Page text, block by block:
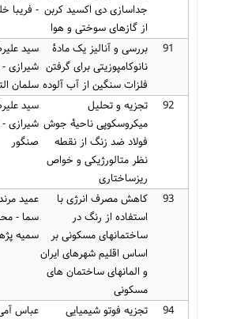
جداسازی دی اکسید کربن
از گازهای سوختی و هوا
- فریبا
91
بررسی و آنالیز یک مادۀ
نانوکامپوزیتی برای گرفتن
فلزات سنگین از آب آلوده
سید
شیرازی
سلمان
92
تجزیه و تحلیل
میکروسکوپی ناحیۀ جوش
فولاد ضد زنگ از نقطه
نظر متالورژیکی و خواص
ریزساختاری
سید
شیرازی
صنگور
93
کاهش مصرف انرژی با
استفاده از رنگ در
ساختمانهای مسکونی بر
اساس اقلیم شهرهای ایران
و المانهای ساختمان های
مسکونی
عمید
سما -
سمیه
94
تجزیه فوتو شیمیایی
عباس